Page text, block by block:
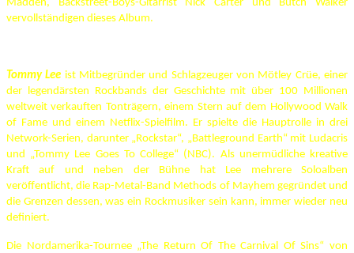
Madden, Backstreet-Boys-Gitarrist Nick Carter und Butch Walker
vervollständigen dieses Album.
Tommy Lee ist Mitbegründer und Schlagzeuger von Mötley Crüe, einer
der legendärsten Rockbands der Geschichte mit über 100 Millionen
weltweit verkauften Tonträgern, einem Stern auf dem Hollywood Walk
of Fame und einem Netflix-Spielfilm. Er spielte die Hauptrolle in drei
Network-Serien, darunter „Rockstar“, „Battleground Earth“ mit Ludacris
und „Tommy Lee Goes To College“ (NBC). Als unermüdliche kreative
Kraft auf und neben der Bühne hat Lee mehrere Soloalben
veröffentlicht, die Rap-Metal-Band Methods of Mayhem gegründet und
die Grenzen dessen, was ein Rockmusiker sein kann, immer wieder neu
definiert.
Die Nordamerika-Tournee „The Return Of The Carnival Of Sins“ von